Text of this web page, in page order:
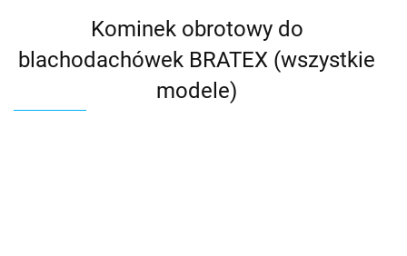
Kominek obrotowy do
blachodachówek BRATEX (wszystkie
modele)